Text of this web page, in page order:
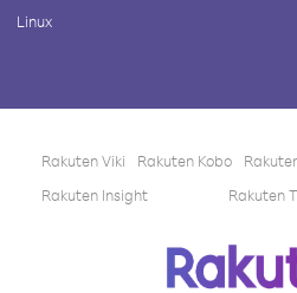
Linux
Rakuten Viki Rakuten Kobo
Rakuten Insight
Rakuten